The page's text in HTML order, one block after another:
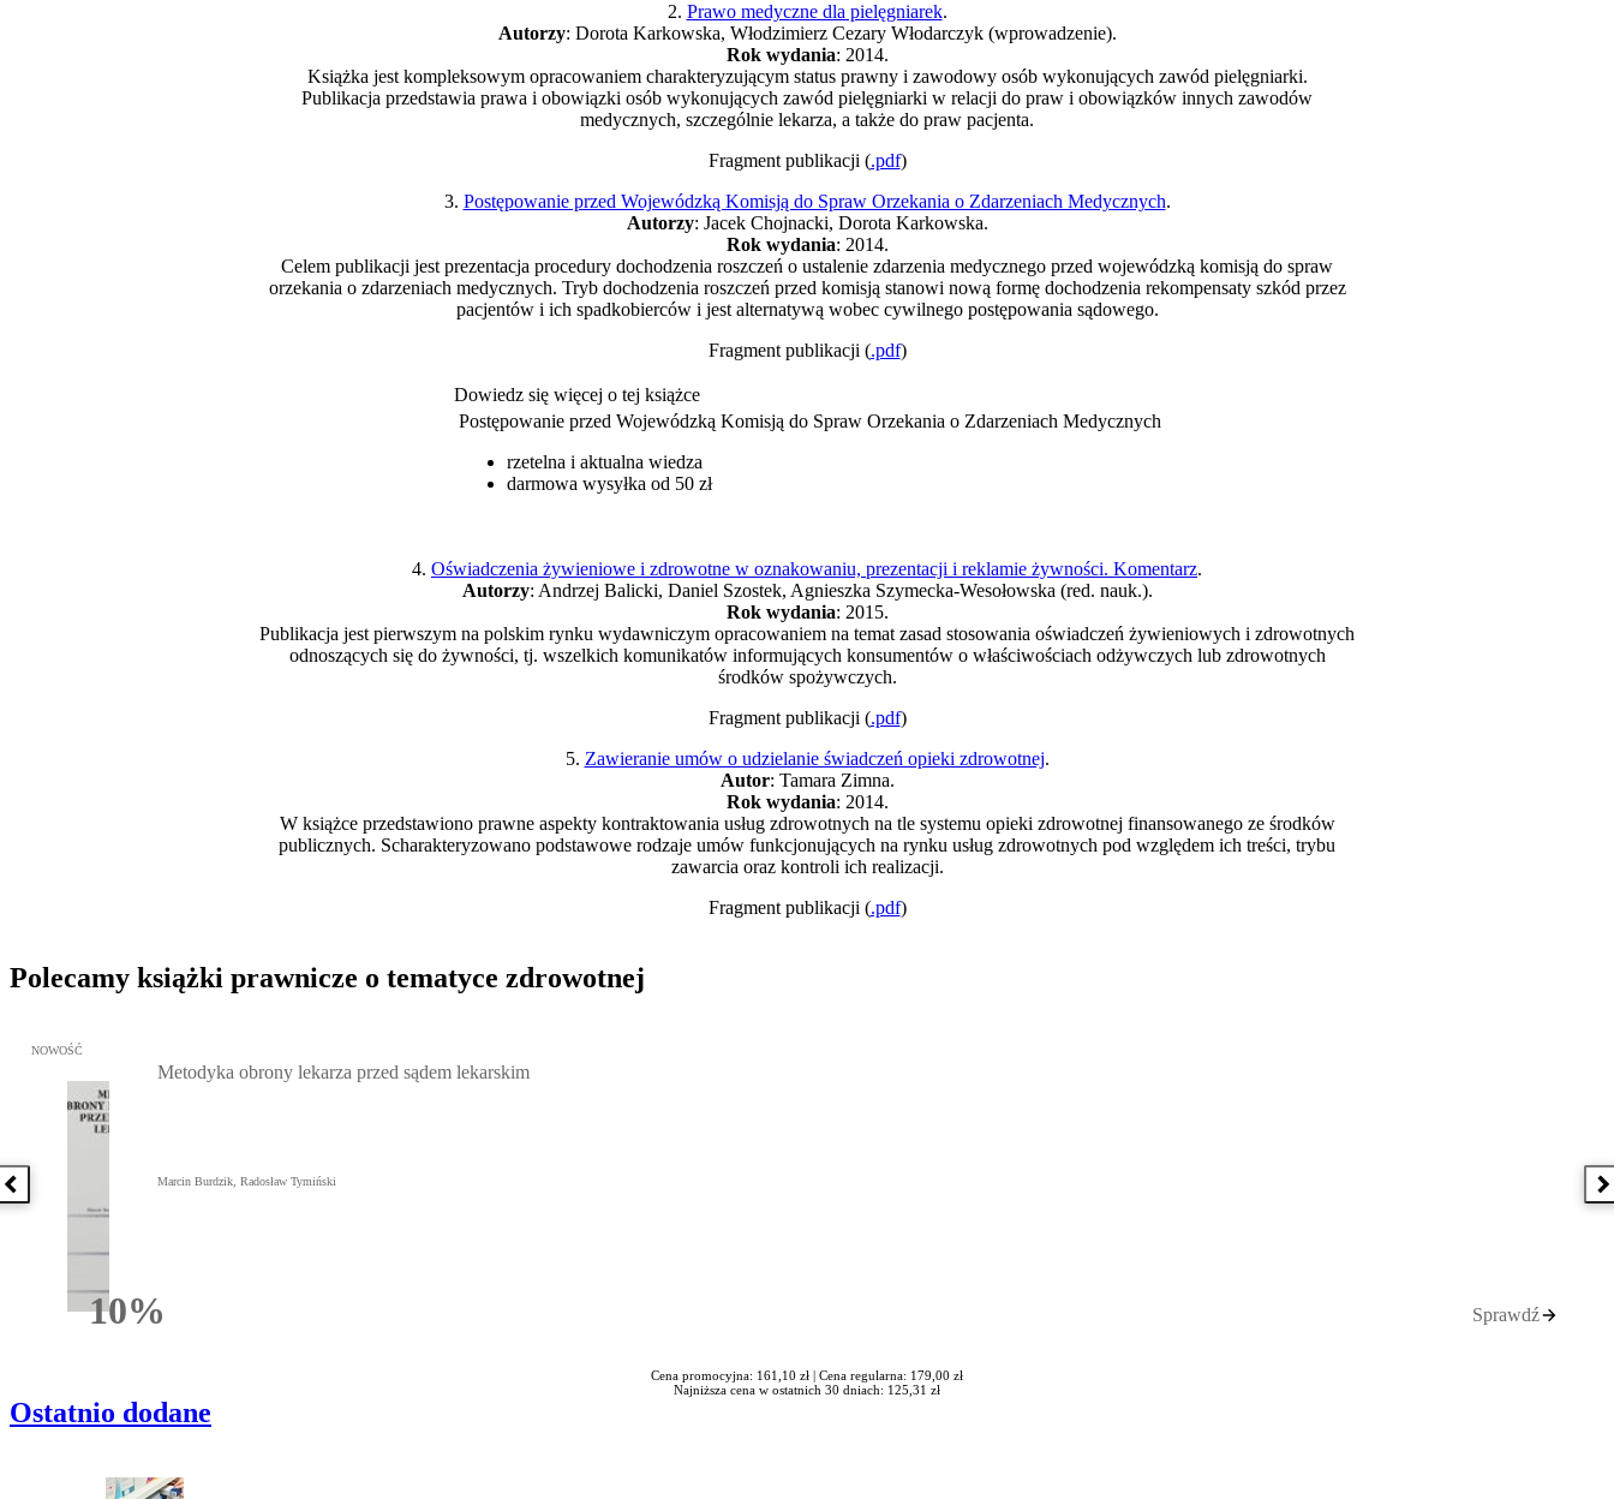
2. Prawo medyczne dla pielęgniarek.
Autorzy: Dorota Karkowska, Włodzimierz Cezary Włodarczyk (wprowadzenie).
Rok wydania: 2014.
Książka jest kompleksowym opracowaniem charakteryzującym status prawny i zawodowy osób wykonujących zawód pielęgniarki.
Publikacja przedstawia prawa i obowiązki osób wykonujących zawód pielęgniarki w relacji do praw i obowiązków innych zawodów
medycznych, szczególnie lekarza, a także do praw pacjenta.
Fragment publikacji (.pdf)
3. Postępowanie przed Wojewódzką Komisją do Spraw Orzekania o Zdarzeniach Medycznych.
Autorzy: Jacek Chojnacki, Dorota Karkowska.
Rok wydania: 2014.
Celem publikacji jest prezentacja procedury dochodzenia roszczeń o ustalenie zdarzenia medycznego przed wojewódzką komisją do spraw
orzekania o zdarzeniach medycznych. Tryb dochodzenia roszczeń przed komisją stanowi nową formę dochodzenia rekompensaty szkód przez
pacjentów i ich spadkobierców i jest alternatywą wobec cywilnego postępowania sądowego.
Fragment publikacji (.pdf)
Dowiedz się więcej o tej książce
Postępowanie przed Wojewódzką Komisją do Spraw Orzekania o Zdarzeniach Medycznych
rzetelna i aktualna wiedza
darmowa wysyłka od 50 zł
4. Oświadczenia żywieniowe i zdrowotne w oznakowaniu, prezentacji i reklamie żywności. Komentarz.
Autorzy: Andrzej Balicki, Daniel Szostek, Agnieszka Szymecka-Wesołowska (red. nauk.).
Rok wydania: 2015.
Publikacja jest pierwszym na polskim rynku wydawniczym opracowaniem na temat zasad stosowania oświadczeń żywieniowych i zdrowotnych
odnoszących się do żywności, tj. wszelkich komunikatów informujących konsumentów o właściwościach odżywczych lub zdrowotnych
środków spożywczych.
Fragment publikacji (.pdf)
5. Zawieranie umów o udzielanie świadczeń opieki zdrowotnej.
Autor: Tamara Zimna.
Rok wydania: 2014.
W książce przedstawiono prawne aspekty kontraktowania usług zdrowotnych na tle systemu opieki zdrowotnej finansowanego ze środków
publicznych. Scharakteryzowano podstawowe rodzaje umów funkcjonujących na rynku usług zdrowotnych pod względem ich treści, trybu
zawarcia oraz kontroli ich realizacji.
Fragment publikacji (.pdf)
Polecamy książki prawnicze o tematyce zdrowotnej
Poprzednia książka
Przejdź do: Metodyka obrony lekarza przed sądem lekarskim, Marcin Burdzik, Radosław Tymiński - otwiera się w nowym oknie
NOWOŚĆ
10%Rabatu
Metodyka obrony lekarza przed sądem lekarskim
Marcin Burdzik, Radosław Tymiński
Sprawdź
Cena promocyjna: 161,10 zł | Cena regularna: 179,00 zł
Najniższa cena w ostatnich 30 dniach: 125,31 zł
Ostatnio dodane